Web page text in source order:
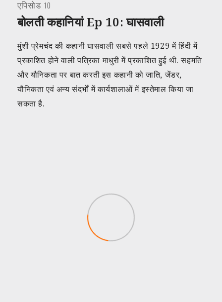
एपिसोड 10
बोलती कहानियां Ep 10: घासवाली
मुंशी प्रेमचंद की कहानी घासवाली सबसे पहले 1929 में हिंदी में
प्रकाशित होने वाली पत्रिका माधुरी में प्रकाशित हुई थी. सहमति
और यौनिकता पर बात करती इस कहानी को जाति, जेंडर,
यौनिकता एवं अन्य संदर्भों में कार्यशालाओं में इस्तेमाल किया जा
सकता है.